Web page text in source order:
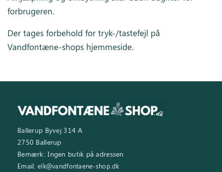
forbrugeren.
Der tages forbehold for tryk-/tastefejl på
Vandfontæne-shops hjemmeside.
Ballerup Byvej 314 A
2750 Ballerup
Bemærk: Ingen butik på adressen
Email: elk@vandfontaene-shop.dk